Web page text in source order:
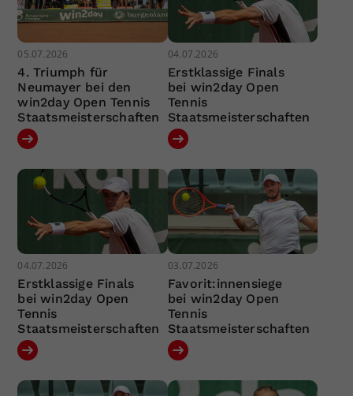
05.07.2026
4. Triumph für
Neumayer bei den
win2day Open Tennis
Staatsmeisterschaften
04.07.2026
Erstklassige Finals
bei win2day Open
Tennis
Staatsmeisterschaften
04.07.2026
Erstklassige Finals
bei win2day Open
Tennis
Staatsmeisterschaften
03.07.2026
Favorit:innensiege
bei win2day Open
Tennis
Staatsmeisterschaften